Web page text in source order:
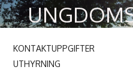
KONTAKTUPPGIFTER
UTHYRNING